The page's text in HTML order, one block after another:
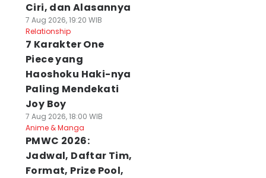
Ciri, dan Alasannya
7 Aug 2026, 19:20 WIB
Relationship
7 Karakter One
Piece yang
Haoshoku Haki-nya
Paling Mendekati
Joy Boy
7 Aug 2026, 18:00 WIB
Anime & Manga
PMWC 2026:
Jadwal, Daftar Tim,
Format, Prize Pool,